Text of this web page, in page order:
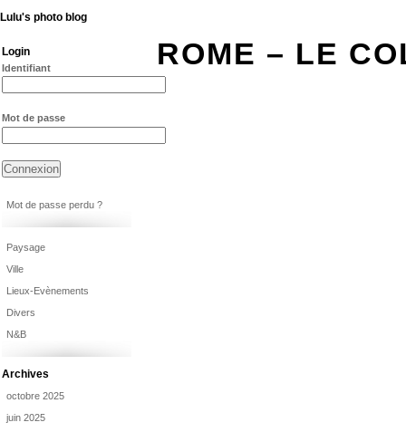
Lulu's photo blog
ROME – LE
Login
Identifiant
Mot de passe
Mot de passe perdu ?
Paysage
Ville
Lieux-Evènements
Divers
N&B
Archives
octobre 2025
juin 2025